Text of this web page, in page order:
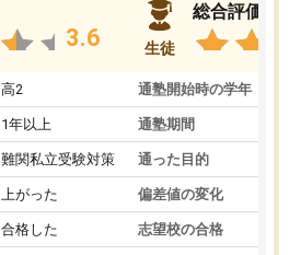
3.6
高2
1年以上
難関私立受験対策
上がった
合格した
生徒
総合評価
通塾開始時の学年
通塾期間
通った目的
偏差値の変化
志望校の合格